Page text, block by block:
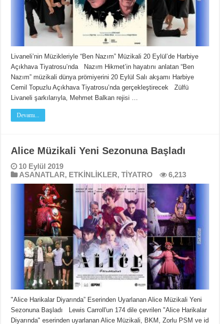
Livaneli’nin Müzikleriyle “Ben Nazım” Müzikali 20 Eylül’de Harbiye
Açıkhava Tiyatrosu’nda Nazım Hikmet’in hayatını anlatan “Ben
Nazım” müzikali dünya prömiyerini 20 Eylül Salı akşamı Harbiye
Cemil Topuzlu Açıkhava Tiyatrosu’nda gerçekleştirecek Zülfü
Livaneli şarkılarıyla, Mehmet Balkan rejisi …
Devamı...
Alice Müzikali Yeni Sezonuna Başladı
10 Eylül 2019
ASANATLAR, ETKİNLİKLER,TİYATRO 6,213
"Alice Harikalar Diyarında” Eserinden Uyarlanan Alice Müzikali Yeni
Sezonuna Başladı Lewis Carroll'un 174 dile çevrilen "Alice Harikalar
Diyarında" eserinden uyarlanan Alice Müzikali, BKM, Zorlu PSM ve id